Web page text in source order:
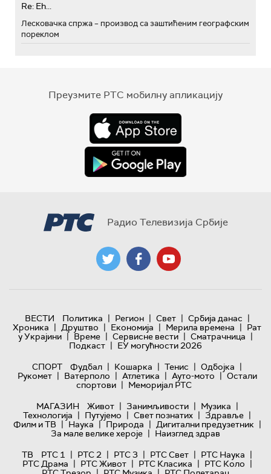
Re: Eh...
Лесковачка спржа – производ са заштићеним географским
пореклом
Преузмите РТС мобилну апликацију
Радио Телевизија Србије
ВЕСТИ Политика | Регион | Свет | Србија данас |
Хроника | Друштво | Економија | Мерила времена | Рат
у Украјини | Време | Сервисне вести | Сматрачница |
Подкаст | ЕУ могућности 2026
СПОРТ
Фудбал | Кошарка | Тенис | Одбојка |
Рукомет | Ватерполо | Атлетика | Ауто-мото | Остали
спортови | Меморијал РТС
МАГАЗИН
Живот | Занимљивости | Музика |
Технологијa | Путујемо | Свет познатих | Здравље |
Филм и ТВ | Наука | Природа | Дигитални предузетник |
За мале велике хероје | Наизглед здрав
ТВ
РТС 1 | РТС 2 | РТС 3 | РТС Свет | РТС Наука |
РТС Драма | РТС Живот | РТС Класика | РТС Коло |